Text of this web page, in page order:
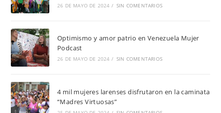
26 DE MAYO DE 2024 / SIN COMENTARIOS
Optimismo y amor patrio en Venezuela Mujer
Podcast
26 DE MAYO DE 2024 / SIN COMENTARIOS
4 mil mujeres larenses disfrutaron en la caminata
“Madres Virtuosas”